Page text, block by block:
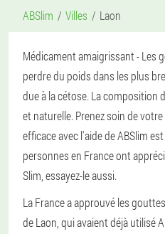
ABSlim Villes Laon
Médicament amaigrissant - Les
perdre du poids dans les plus
due à la cétose. La composition
et naturelle. Prenez soin de
efficace avec l'aide de ABSlim
personnes en France ont
Slim, essayez-le aussi.
La France a approuvé les
de Laon, qui avaient déjà utilisé